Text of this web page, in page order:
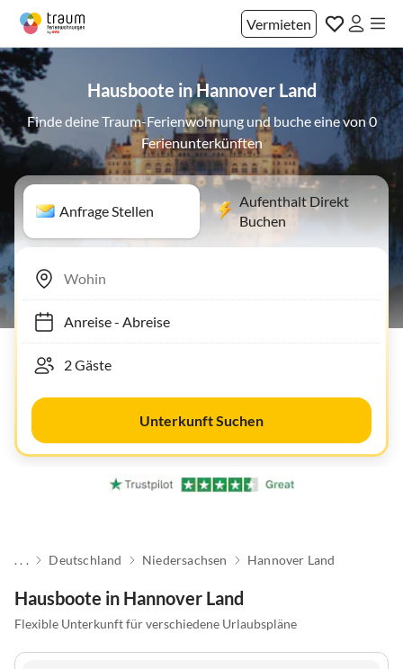
Vermieten
Hausboote in Hannover Land
Finde deine Traum-Ferienwohnung und buche eine von 0
Ferienunterkünften
Anfrage Stellen
Aufenthalt Direkt
Buchen
Anreise- Abreise
Unterkunft Suchen
. . . Deutschland Niedersachsen Hannover Land
Hausboote in Hannover Land
Flexible Unterkunft für verschiedene Urlaubspläne